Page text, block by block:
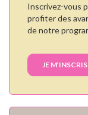
Inscrivez-vous
profiter des
de notre
JE M’INSCRIS